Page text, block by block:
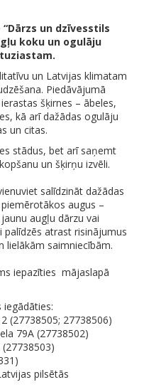
un dzīvesstils
koku un ogulāju
un Latvijas klimatam
Piedāvājumā
šķirnes – ābeles,
kā arī dažādas ogulāju
un citas.
stādus, bet arī saņemt
un šķirņu izvēli.
salīdzināt dažādas
augus –
augļu dārzu vai
atrast risinājumus
lielākām saimniecībām.
iepazīties mājaslapā
(27738505; 27738506)
79A (27738502)
pilsētās